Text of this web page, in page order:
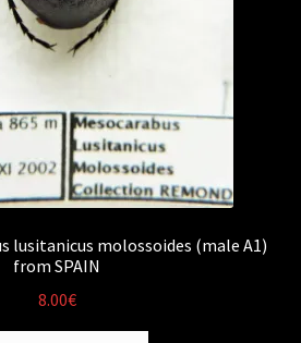
lusitanicus molossoides (male A1)
from SPAIN
8.00€